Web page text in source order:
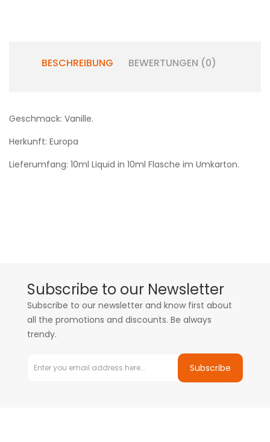
BESCHREIBUNG BEWERTUNGEN (0)
Geschmack: Vanille.
Herkunft: Europa
Lieferumfang: 10ml Liquid in 10ml Flasche im Umkarton.
Subscribe to our Newsletter
Subscribe to our newsletter and know first about
all the promotions and discounts. Be always
trendy.
Subscribe